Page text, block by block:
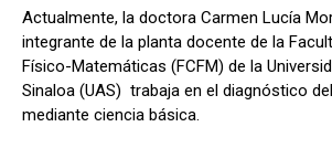
Actualmente, la doctora Carmen Lucía
integrante de la planta docente de la
Físico-Matemáticas (FCFM) de la
Sinaloa (UAS) trabaja en el diagnóstico
mediante ciencia básica.